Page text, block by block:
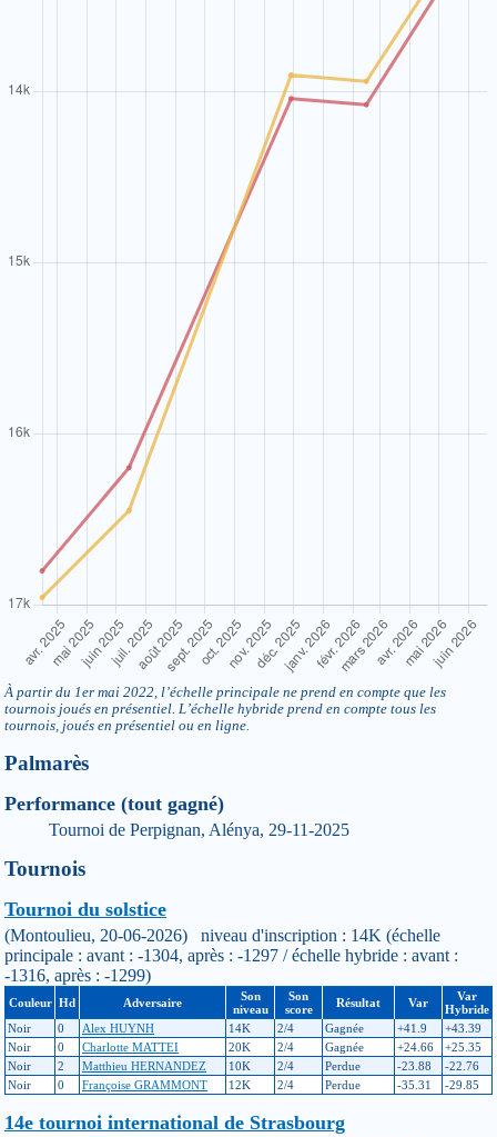
À partir du 1er mai 2022, l’échelle principale ne prend en compte que les
tournois joués en présentiel. L’échelle hybride prend en compte tous les
tournois, joués en présentiel ou en ligne.
Palmarès
Performance (tout gagné)
Tournoi de Perpignan, Alénya, 29-11-2025
Tournois
Tournoi du solstice
(Montoulieu, 20-06-2026) niveau d'inscription : 14K (échelle
principale : avant : -1304, après : -1297 / échelle hybride : avant :
-1316, après : -1299)
Couleur Hd Adversaire
Son
niveau
Son
score
Résultat Var
Var
Hybride
Noir
0 Alex HUYNH 14K 2/4 Gagnée +41.9
+43.39
Noir
0 Charlotte MATTEI 20K 2/4 Gagnée +24.66
+25.35
Noir
2 Matthieu HERNANDEZ 10K 2/4 Perdue -23.88
-22.76
Noir
0 Françoise GRAMMONT 12K 2/4 Perdue -35.31 -29.85
14e tournoi international de Strasbourg